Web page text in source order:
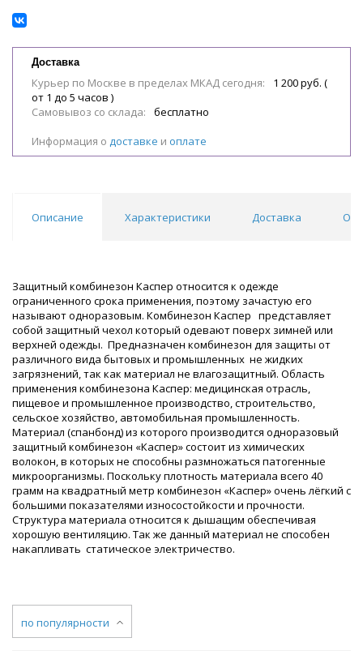
Доставка
Курьер по Москве в пределах МКАД сегодня:
1 200 руб. (
от 1 до 5 часов )
Самовывоз со склада:
бесплатно
Информация о доставке и оплате
Описание Характеристики Доставка
Защитный комбинезон Каспер относится к одежде
ограниченного срока применения, поэтому зачастую его
называют одноразовым. Комбинезон Каспер представляет
собой защитный чехол который одевают поверх зимней или
верхней одежды. Предназначен комбинезон для защиты от
различного вида бытовых и промышленных не жидких
загрязнений, так как материал не влагозащитный. Область
применения комбинезона Каспер: медицинская отрасль,
пищевое и промышленное производство, строительство,
сельское хозяйство, автомобильная промышленность.
Материал (спанбонд) из которого производится одноразовый
защитный комбинезон «Каспер» состоит из химических
волокон, в которых не способны размножаться патогенные
микроорганизмы. Поскольку плотность материала всего 40
грамм на квадратный метр комбинезон «Каспер» очень лёгкий с
большими показателями износостойкости и прочности.
Структура материала относится к дышащим обеспечивая
хорошую вентиляцию. Так же данный материал не способен
накапливать статическое электричество.
по популярности